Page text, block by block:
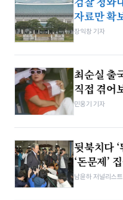
자료만 확
장익창 기자
최순실 출
직접 겪어
민웅기 기자
뒷북치다
‘돈문제’
남윤하 저널리스트